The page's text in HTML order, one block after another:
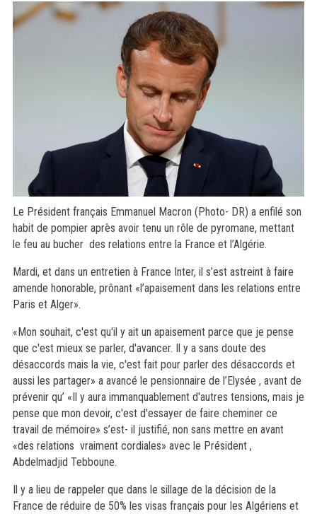
Le Président français Emmanuel Macron (Photo- DR) a enfilé son
habit de pompier après avoir tenu un rôle de pyromane, mettant
le feu au bucher des relations entre la France et l’Algérie.
Mardi, et dans un entretien à France Inter, il s’est astreint à faire
amende honorable, prônant «l’apaisement dans les relations entre
Paris et Alger».
«Mon souhait, c'est qu'il y ait un apaisement parce que je pense
que c'est mieux se parler, d'avancer. Il y a sans doute des
désaccords mais la vie, c'est fait pour parler des désaccords et
aussi les partager» a avancé le pensionnaire de l’Elysée , avant de
prévenir qu’ «Il y aura immanquablement d'autres tensions, mais je
pense que mon devoir, c'est d'essayer de faire cheminer ce
travail de mémoire» s’est- il justifié, non sans mettre en avant
«des relations vraiment cordiales» avec le Président ,
Abdelmadjid Tebboune.
Il y a lieu de rappeler que dans le sillage de la décision de la
France de réduire de 50% les visas français pour les Algériens et